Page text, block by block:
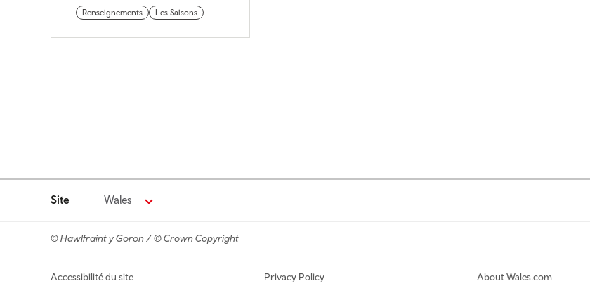
Renseignements Les Saisons
Site Wales
© Hawlfraint y Goron / © Crown Copyright
Footer navigation
Accessibilité du site Privacy Policy About Wales.com